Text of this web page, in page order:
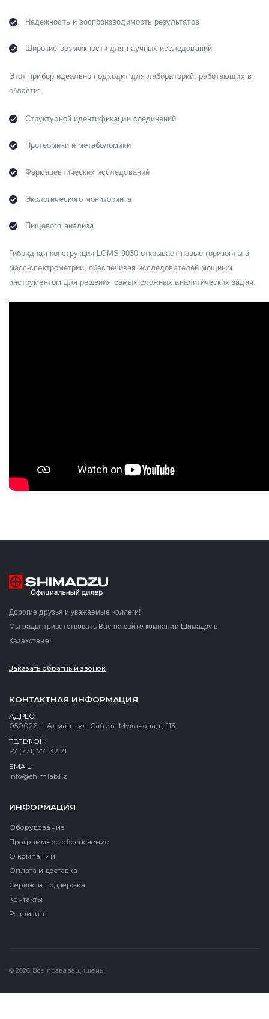
Надежность и воспроизводимость результатов
Широкие возможности для научных исследований
Этот прибор идеально подходит для лабораторий, работающих в
области:
Структурной идентификации соединений
Протеомики и метаболомики
Фармацевтических исследований
Экологического мониторинга
Пищевого анализа
Гибридная конструкция LCMS-9030 открывает новые горизонты в
масс-спектрометрии, обеспечивая исследователей мощным
инструментом для решения самых сложных аналитических задач.
Дорогие друзья и уважаемые коллеги!
Мы рады приветствовать Вас на сайте компании Шимадзу в
Казахстане!
Заказать обратный звонок
КОНТАКТНАЯ ИНФОРМАЦИЯ
АДРЕС:
050026, г. Алматы, ул. Сабита Муканова, д. 113
ТЕЛЕФОН:
+7 (771) 771 32 21
EMAIL:
info@shimlab.kz
ИНФОРМАЦИЯ
Оборудование
Программное обеспечение
О компании
Оплата и доставка
Сервис и поддержка
Контакты
Реквизиты
© 2026. Все права защищены